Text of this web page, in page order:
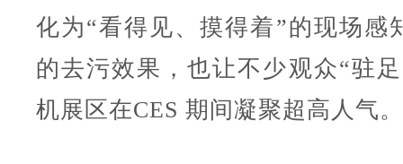
化为“看得见、摸得着”的现场感
的去污效果，也让不少观众“驻
机展区在CES 期间凝聚超高人气。